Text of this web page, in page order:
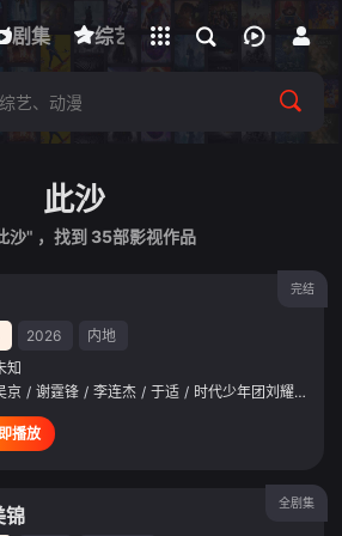
剧集 综艺 动漫 短剧
载客户端
立即登录
此沙
沙" ，找到 35部影视作品
完结
2026
内地
知
京 / 谢霆锋 / 李连杰 / 于适 / 时代少年团刘耀文
播放
全剧集
锦